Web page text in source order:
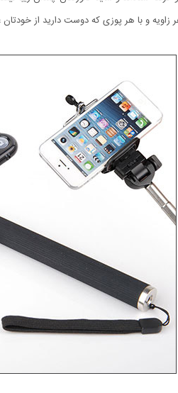
زاویه و با هر پوزی که دوست دارید از